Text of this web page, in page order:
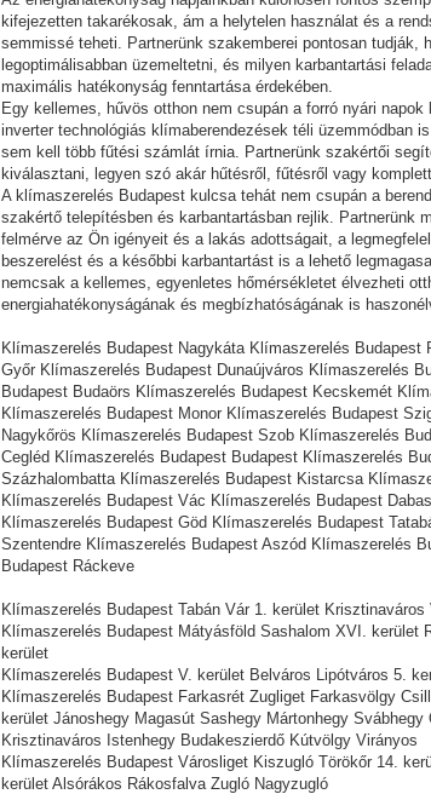
kifejezetten takarékosak, ám a helytelen használat és a
semmissé teheti. Partnerünk szakemberei pontosan tudják,
legoptimálisabban üzemeltetni, és milyen karbantartási
maximális hatékonyság fenntartása érdekében.
Egy kellemes, hűvös otthon nem csupán a forró nyári
inverter technológiás klímaberendezések téli üzemmódban
sem kell több fűtési számlát írnia. Partnerünk szakértői
kiválasztani, legyen szó akár hűtésről, fűtésről vagy
A klímaszerelés Budapest kulcsa tehát nem csupán a
szakértő telepítésben és karbantartásban rejlik. Partnerünk
felmérve az Ön igényeit és a lakás adottságait, a
beszerelést és a későbbi karbantartást is a lehető
nemcsak a kellemes, egyenletes hőmérsékletet élvezheti
energiahatékonyságának és megbízhatóságának is
Klímaszerelés Budapest Nagykáta Klímaszerelés
Győr Klímaszerelés Budapest Dunaújváros Klímaszerelés
Budapest Budaörs Klímaszerelés Budapest Kecskemét
Klímaszerelés Budapest Monor Klímaszerelés Budapest
Nagykőrös Klímaszerelés Budapest Szob Klímaszerelés
Cegléd Klímaszerelés Budapest Budapest Klímaszerelés
Százhalombatta Klímaszerelés Budapest Kistarcsa
Klímaszerelés Budapest Vác Klímaszerelés Budapest
Klímaszerelés Budapest Göd Klímaszerelés Budapest
Szentendre Klímaszerelés Budapest Aszód Klímaszerelés
Budapest Ráckeve
Klímaszerelés Budapest Tabán Vár 1. kerület
Klímaszerelés Budapest Mátyásföld Sashalom XVI. kerület
kerület
Klímaszerelés Budapest V. kerület Belváros Lipótváros 5.
Klímaszerelés Budapest Farkasrét Zugliget Farkasvölgy
kerület Jánoshegy Magasút Sashegy Mártonhegy
Krisztinaváros Istenhegy Budakeszierdő Kútvölgy Virányos
Klímaszerelés Budapest Városliget Kiszugló Törökőr 14.
kerület Alsórákos Rákosfalva Zugló Nagyzugló